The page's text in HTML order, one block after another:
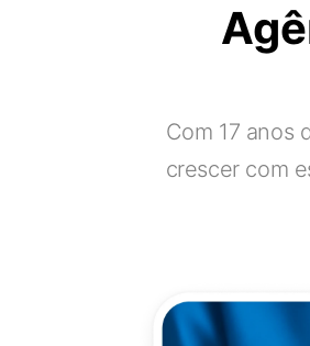
Com 17 anos
crescer com